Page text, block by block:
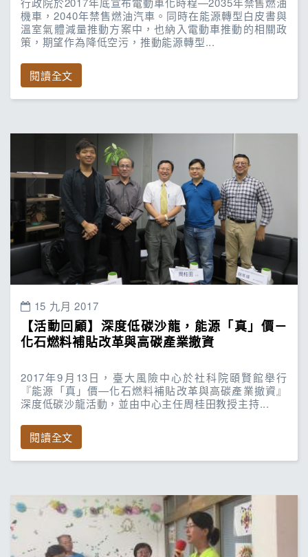
機車，2040年禁售燃油汽車。同時在能源轉型白皮書與
溫室氣體減量推動方案中，也納入電動車推動的相關政
策，期望作為降低空污，推動能源轉型...
閱讀全文
15 九月 2017
【活動回顧】深度低碳沙龍，能源「真」價－
化石燃料補貼改革與高碳產業撤資
2017年9月13日，臺大風險中心於社科院頤賢館舉行
『能源「真」價—化石燃料補貼改革與高碳產業撤資』
深度低碳沙龍活動，並由中心主任周桂田教授主持...
閱讀全文